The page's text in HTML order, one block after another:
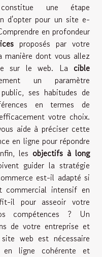
une étape
d'opter pour un site e-
en profondeur
proposés par votre
manière dont vous allez
sur le web. La cible
un paramètre
ses habitudes de
en termes de
votre choix.
aide à préciser cette
en ligne pour répondre
les objectifs à long
guider la stratégie
est-il adapté si
commercial intensif en
il pour asseoir votre
compétences ? Un
de votre entreprise et
web est nécessaire
en ligne cohérente et